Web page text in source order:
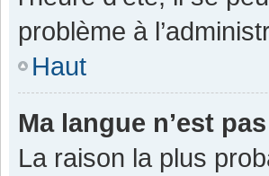
problème à
Haut
Ma langue n’est
La raison la plus